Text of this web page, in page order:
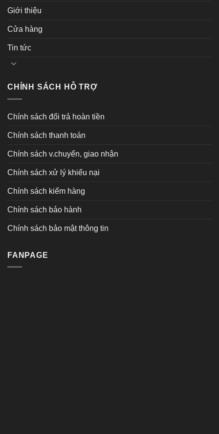
Giới thiệu
Cửa hàng
Tin tức
CHÍNH SÁCH HỖ TRỢ
Chính sách đổi trả hoàn tiền
Chính sách thanh toán
Chính sách v.chuyển, giao nhận
Chính sách xử lý khiếu nại
Chính sách kiểm hàng
Chính sách bảo hành
Chính sách bảo mật thông tin
FANPAGE